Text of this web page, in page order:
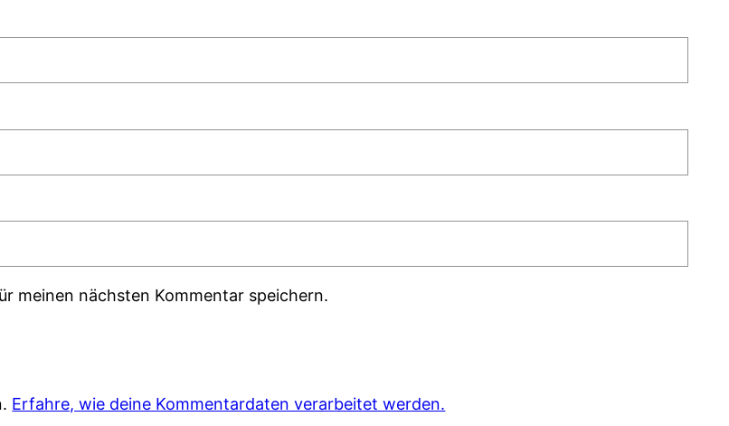
meinen nächsten Kommentar speichern.
Erfahre, wie deine Kommentardaten verarbeitet werden.